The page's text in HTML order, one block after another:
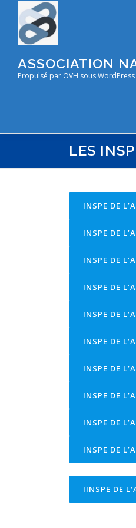
contenu
ASSOCIATION
Propulsé par OVH sous WordPress
LES
INSPE DE
INSPE DE
INSPE DE
INSPE DE
INSPE DE
INSPE DE
INSPE DE
INSPE DE
INSPE DE
INSPE DE
IINSPE DE